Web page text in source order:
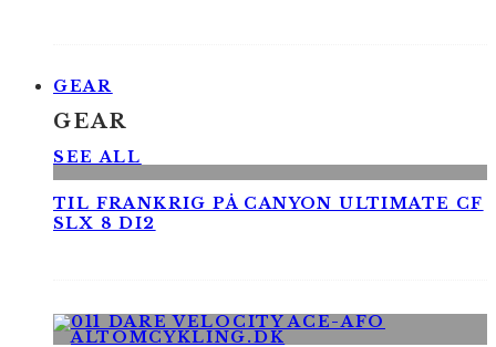
GEAR
GEAR
SEE ALL
TIL FRANKRIG PÅ CANYON ULTIMATE CF
SLX 8 DI2